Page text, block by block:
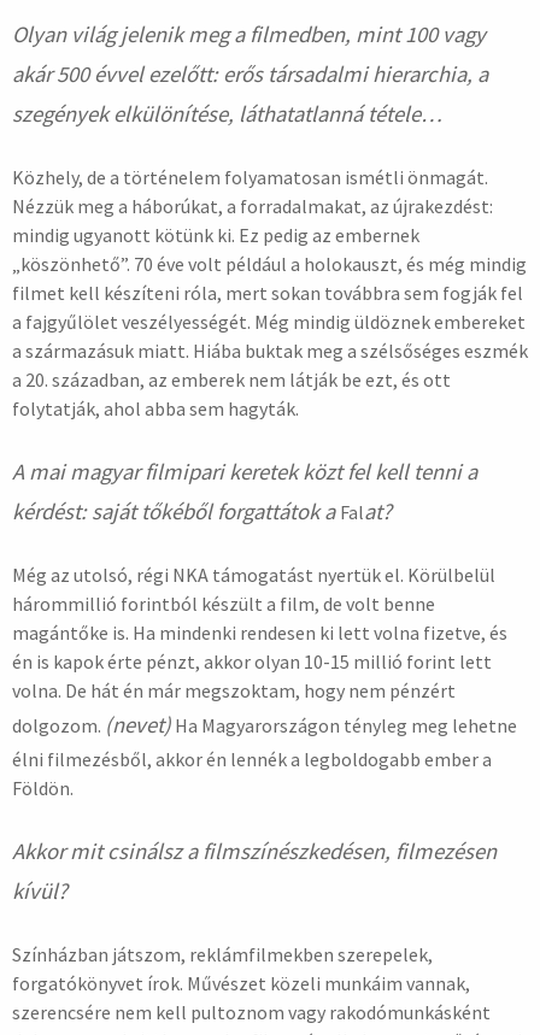
Olyan világ jelenik meg a filmedben, mint 100 vagy
akár 500 évvel ezelőtt: erős társadalmi hierarchia, a
szegények elkülönítése, láthatatlanná tétele…
Közhely, de a történelem folyamatosan ismétli önmagát.
Nézzük meg a háborúkat, a forradalmakat, az újrakezdést:
mindig ugyanott kötünk ki. Ez pedig az embernek
„köszönhető”. 70 éve volt például a holokauszt, és még mindig
filmet kell készíteni róla, mert sokan továbbra sem fogják fel
a fajgyűlölet veszélyességét. Még mindig üldöznek embereket
a származásuk miatt. Hiába buktak meg a szélsőséges eszmék
a 20. században, az emberek nem látják be ezt, és ott
folytatják, ahol abba sem hagyták.
A mai magyar filmipari keretek közt fel kell tenni a
kérdést: saját tőkéből forgattátok a Falat?
Még az utolsó, régi NKA támogatást nyertük el. Körülbelül
hárommillió forintból készült a film, de volt benne
magántőke is. Ha mindenki rendesen ki lett volna fizetve, és
én is kapok érte pénzt, akkor olyan 10-15 millió forint lett
volna. De hát én már megszoktam, hogy nem pénzért
dolgozom. (nevet) Ha Magyarországon tényleg meg lehetne
élni filmezésből, akkor én lennék a legboldogabb ember a
Földön.
Akkor mit csinálsz a filmszínészkedésen, filmezésen
kívül?
Színházban játszom, reklámfilmekben szerepelek,
forgatókönyvet írok. Művészet közeli munkáim vannak,
szerencsére nem kell pultoznom vagy rakodómunkásként